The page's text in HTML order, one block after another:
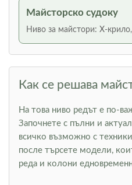
Майсторско судоку
Ниво за майстори: Х-
Как се решава
На това ниво редът е по-
Започнете с пълни и
всичко възможно с
после търсете модели,
реда и колони